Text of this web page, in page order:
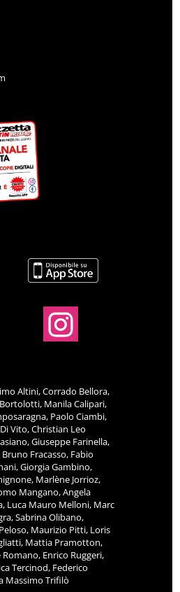
Altini, Corrado Bellora,
Manila Calipari,
Paolo Ciambi,
Vito, Christian Leo
Giuseppe Farinella,
Fracasso, Fabio
Giorgia Gambino,
Marlène Jorrioz,
Mangano, Angela
Luca Mauro Melloni, Marc
Sabrina Olibano,
Maurizio Pitti, Loris
Mattia Pramotton,
Enrico Ruggeri,
Tercinod, Federico
Massimo Trifilò